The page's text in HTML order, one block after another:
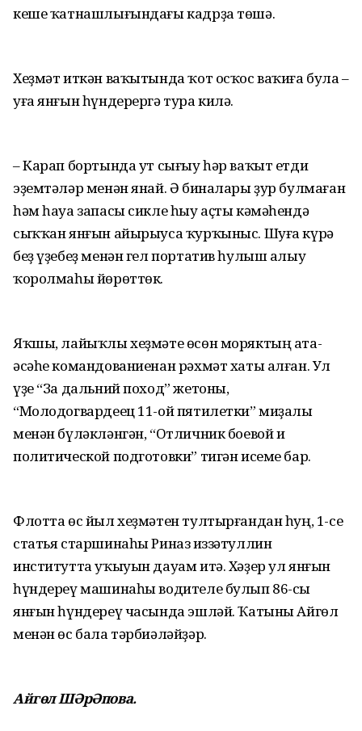
кеше ҡатнашлығындағы кадрҙа төшә.
Хеҙмәт иткән ваҡытында ҡот осҡос ваҡиға була –
уға янғын һүндерергә тура килә.
– Карап бортында ут сығыу һәр ваҡыт етди
эҙемтәләр менән янай. Ә биналары ҙур булмаған
һәм һауа запасы сикле һыу аҫты кәмәһендә
сыҡҡан янғын айырыуса ҡурҡыныс. Шуға күрә
беҙ үҙебеҙ менән гел портатив һулыш алыу
ҡоролмаһы йөрөттөк.
Яҡшы, лайыҡлы хеҙмәте өсөн моряктың ата-
әсәһе командованиенан рәхмәт хаты алған. Ул
үҙе “За дальний поход” жетоны,
“Молодогвардеец 11-ой пятилетки” миҙалы
менән бүләкләнгән, “Отличник боевой и
политической подготовки” тигән исеме бар.
Флотта өс йыл хеҙмәтен тултырғандан һуң, 1-се
статья старшинаһы Риназ Ғиззәтуллин
институтта уҡыуын дауам итә. Хәҙер ул янғын
һүндереү машинаһы водителе булып 86-сы
янғын һүндереү часында эшләй. Ҡатыны Айгөл
менән өс бала тәрбиәләйҙәр.
Айгөл ШӘрӘпова.